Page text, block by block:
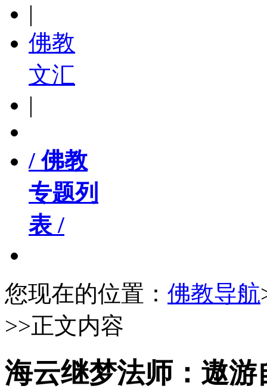
|
佛教
文汇
|
/ 佛教
专题列
表 /
您现在的位置： 佛教导航
>>正文内容
海云继梦法师：遨